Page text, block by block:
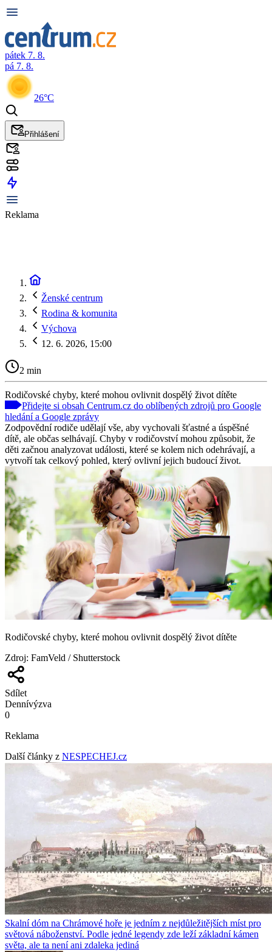
pátek 7. 8.
pá 7. 8.
26°C
Přihlášení
Reklama
Ženské centrum
Rodina & komunita
Výchova
12. 6. 2026, 15:00
2 min
Rodičovské chyby, které mohou ovlivnit dospělý život dítěte
Přidejte si obsah Centrum.cz do oblíbených zdrojů pro Google
hledání a Google zprávy
Zodpovědní rodiče udělají vše, aby vychovali šťastné a úspěšné
dítě, ale občas selhávají. Chyby v rodičovství mohou způsobit, že
děti začnou analyzovat události, které se kolem nich odehrávají, a
vytvoří tak celkový pohled, který ovlivní jejich budoucí život.
Rodičovské chyby, které mohou ovlivnit dospělý život dítěte
Zdroj: FamVeld / Shutterstock
Sdílet
Dennívýzva
0
Reklama
Další články z NESPECHEJ.cz
Skalní dóm na Chrámové hoře je jedním z nejdůležitějších míst pro
světová náboženství. Podle jedné legendy zde leží základní kámen
světa, ale ta není ani zdaleka jediná